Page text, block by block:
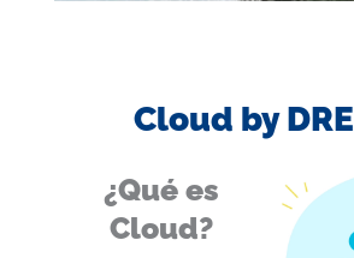
Cloud by
¿Qué es
Cloud?